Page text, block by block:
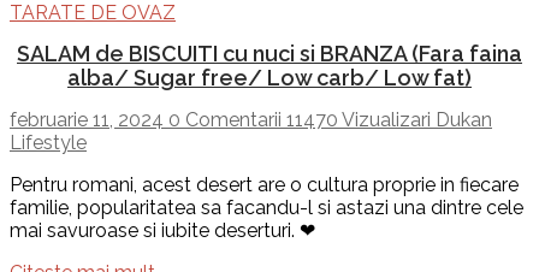
TARATE DE OVAZ
SALAM de BISCUITI cu nuci si BRANZA (Fara faina
alba/ Sugar free/ Low carb/ Low fat)
februarie 11, 2024 0 Comentarii 11470 Vizualizari Dukan
Lifestyle
Pentru romani, acest desert are o cultura proprie in fiecare
familie, popularitatea sa facandu-l si astazi una dintre cele
mai savuroase si iubite deserturi. ❤